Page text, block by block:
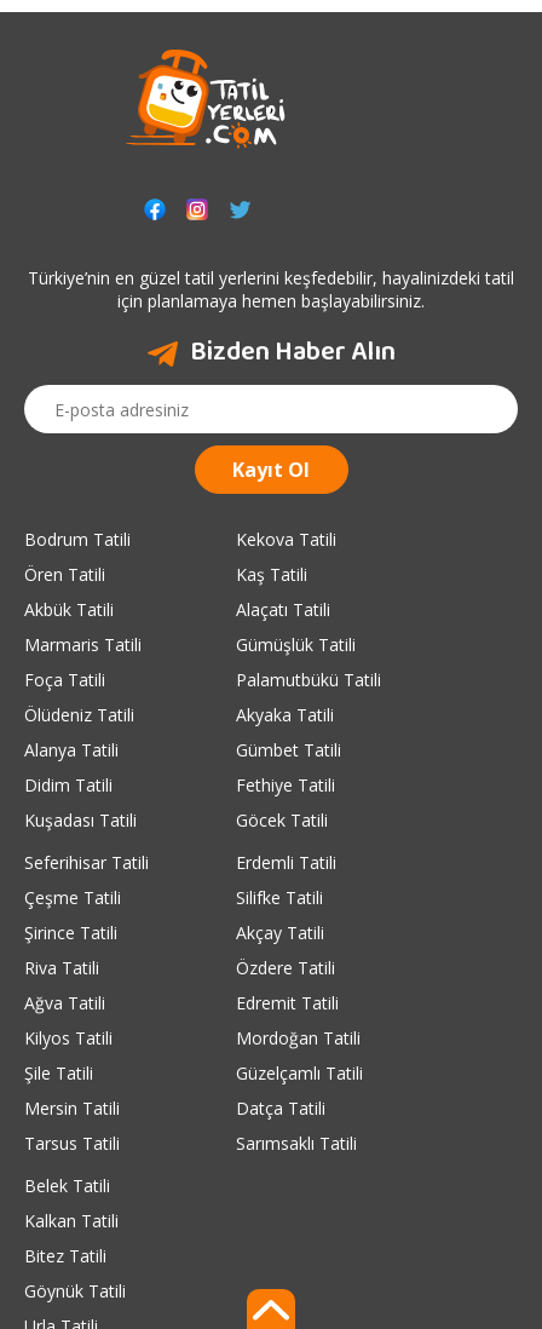
Türkiye’nin en güzel tatil yerlerini keşfedebilir, hayalinizdeki tatil
için planlamaya hemen başlayabilirsiniz.
Bizden Haber Alın
Bodrum Tatili
Ören Tatili
Akbük Tatili
Marmaris Tatili
Foça Tatili
Ölüdeniz Tatili
Alanya Tatili
Didim Tatili
Kuşadası Tatili
Kekova Tatili
Kaş Tatili
Alaçatı Tatili
Gümüşlük Tatili
Palamutbükü Tatili
Akyaka Tatili
Gümbet Tatili
Fethiye Tatili
Göcek Tatili
Seferihisar Tatili
Çeşme Tatili
Şirince Tatili
Riva Tatili
Ağva Tatili
Kilyos Tatili
Şile Tatili
Mersin Tatili
Tarsus Tatili
Erdemli Tatili
Silifke Tatili
Akçay Tatili
Özdere Tatili
Edremit Tatili
Mordoğan Tatili
Güzelçamlı Tatili
Datça Tatili
Sarımsaklı Tatili
Belek Tatili
Kalkan Tatili
Bitez Tatili
Göynük Tatili